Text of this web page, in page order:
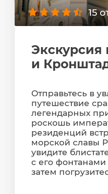
15
Экскурсия
и
Отправьтесь в
путешествие
легендарных
роскошь
резиденций
морской славы
увидите
с его
затем